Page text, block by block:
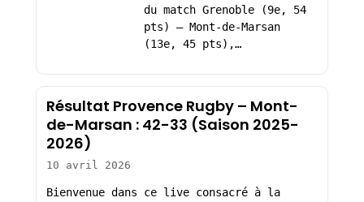
du match Grenoble (9e, 54
pts) – Mont-de-Marsan
(13e, 45 pts),…
Résultat Provence Rugby – Mont-
de-Marsan : 42-33 (Saison 2025-
2026)
10 avril 2026
Bienvenue dans ce live consacré à la